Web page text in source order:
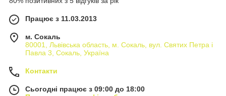
Працює з 11.03.2013
м. Сокаль
80001, Львівська область, м. Сокаль, вул. Святих Петра і
Павла 3, Сокаль, Україна
Контакти
Сьогодні працює з 09:00 до 18:00